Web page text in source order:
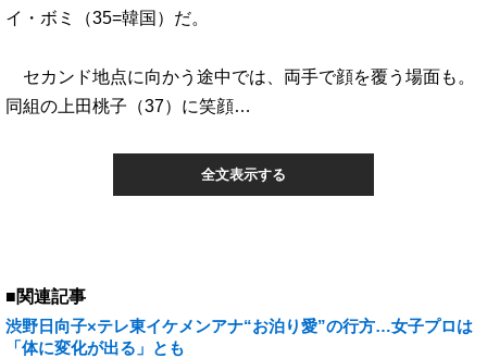
イ・ボミ（35=韓国）だ。
セカンド地点に向かう途中では、両手で顔を覆う場面も。
同組の上田桃子（37）に笑顔…
全文表示する
■関連記事
渋野日向子×テレ東イケメンアナ“お泊り愛”の行方…女子プロは
「体に変化が出る」とも